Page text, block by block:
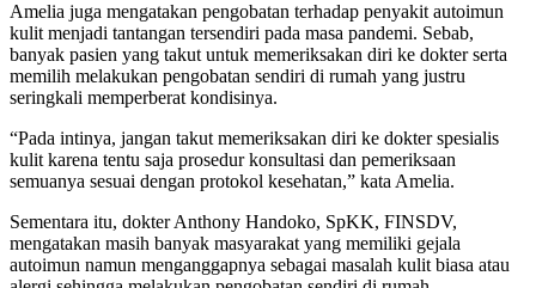
Amelia juga mengatakan pengobatan terhadap penyakit autoimun
kulit menjadi tantangan tersendiri pada masa pandemi. Sebab,
banyak pasien yang takut untuk memeriksakan diri ke dokter serta
memilih melakukan pengobatan sendiri di rumah yang justru
seringkali memperberat kondisinya.
“Pada intinya, jangan takut memeriksakan diri ke dokter spesialis
kulit karena tentu saja prosedur konsultasi dan pemeriksaan
semuanya sesuai dengan protokol kesehatan,” kata Amelia.
Sementara itu, dokter Anthony Handoko, SpKK, FINSDV,
mengatakan masih banyak masyarakat yang memiliki gejala
autoimun namun menganggapnya sebagai masalah kulit biasa atau